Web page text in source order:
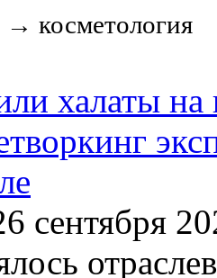
косметология
халаты на